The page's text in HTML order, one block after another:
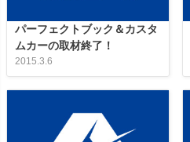
パーフェクトブック＆カスタ
ムカーの取材終了！
2015.3.6